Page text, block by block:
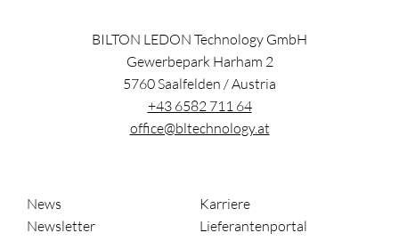
BILTON LEDON Technology GmbH
Gewerbepark Harham 2
5760Saalfelden /Austria
+43 6582 711 64
office@bltechnology.at
News
Karriere
Newsletter
Lieferantenportal